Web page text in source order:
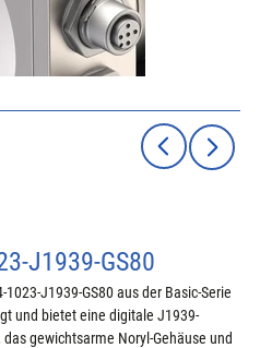
J1939-GS80
J1939-GS80 aus der Basic-Serie
und bietet eine digitale J1939-
gewichtsarme Noryl-Gehäuse und